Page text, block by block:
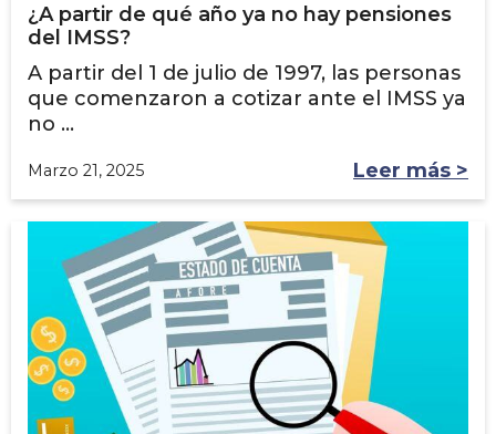
¿A partir de qué año ya no hay pensiones
del IMSS?
A partir del 1 de julio de 1997, las personas
que comenzaron a cotizar ante el IMSS ya
no ...
Marzo 21, 2025 Leer más >